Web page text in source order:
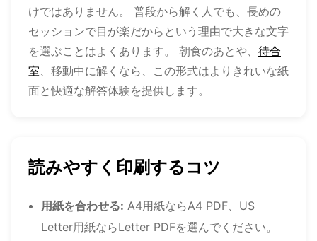
けではありません。 普段から解く人でも、長めの
セッションで目が楽だからという理由で大きな文字
を選ぶことはよくあります。 朝食のあとや、 待合
室、移動中に解くなら、この形式はよりきれいな紙
面と快適な解答体験を提供します。
読みやすく印刷するコツ
用紙を合わせる: A4用紙ならA4 PDF、US
Letter用紙ならLetter PDFを選んでください。